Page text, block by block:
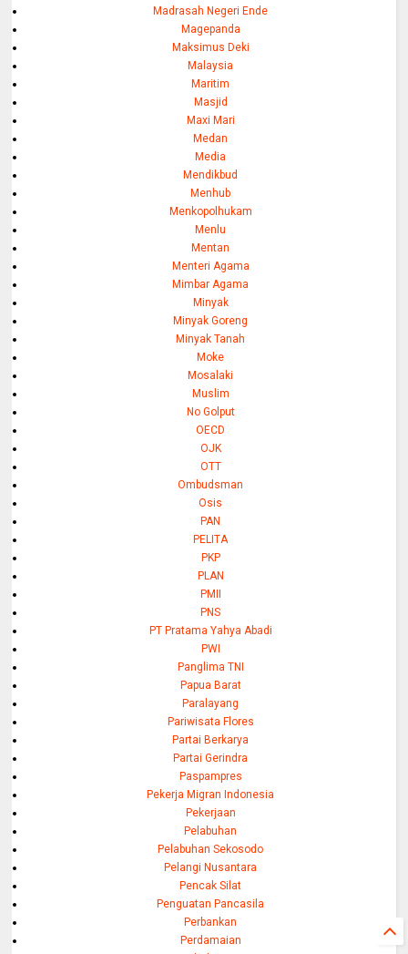
Madrasah Negeri Ende
Magepanda
Maksimus Deki
Malaysia
Maritim
Masjid
Maxi Mari
Medan
Media
Mendikbud
Menhub
Menkopolhukam
Menlu
Mentan
Menteri Agama
Mimbar Agama
Minyak
Minyak Goreng
Minyak Tanah
Moke
Mosalaki
Muslim
No Golput
OECD
OJK
OTT
Ombudsman
Osis
PAN
PELITA
PKP
PLAN
PMII
PNS
PT Pratama Yahya Abadi
PWI
Panglima TNI
Papua Barat
Paralayang
Pariwisata Flores
Partai Berkarya
Partai Gerindra
Paspampres
Pekerja Migran Indonesia
Pekerjaan
Pelabuhan
Pelabuhan Sekosodo
Pelangi Nusantara
Pencak Silat
Penguatan Pancasila
Perbankan
Perdamaian